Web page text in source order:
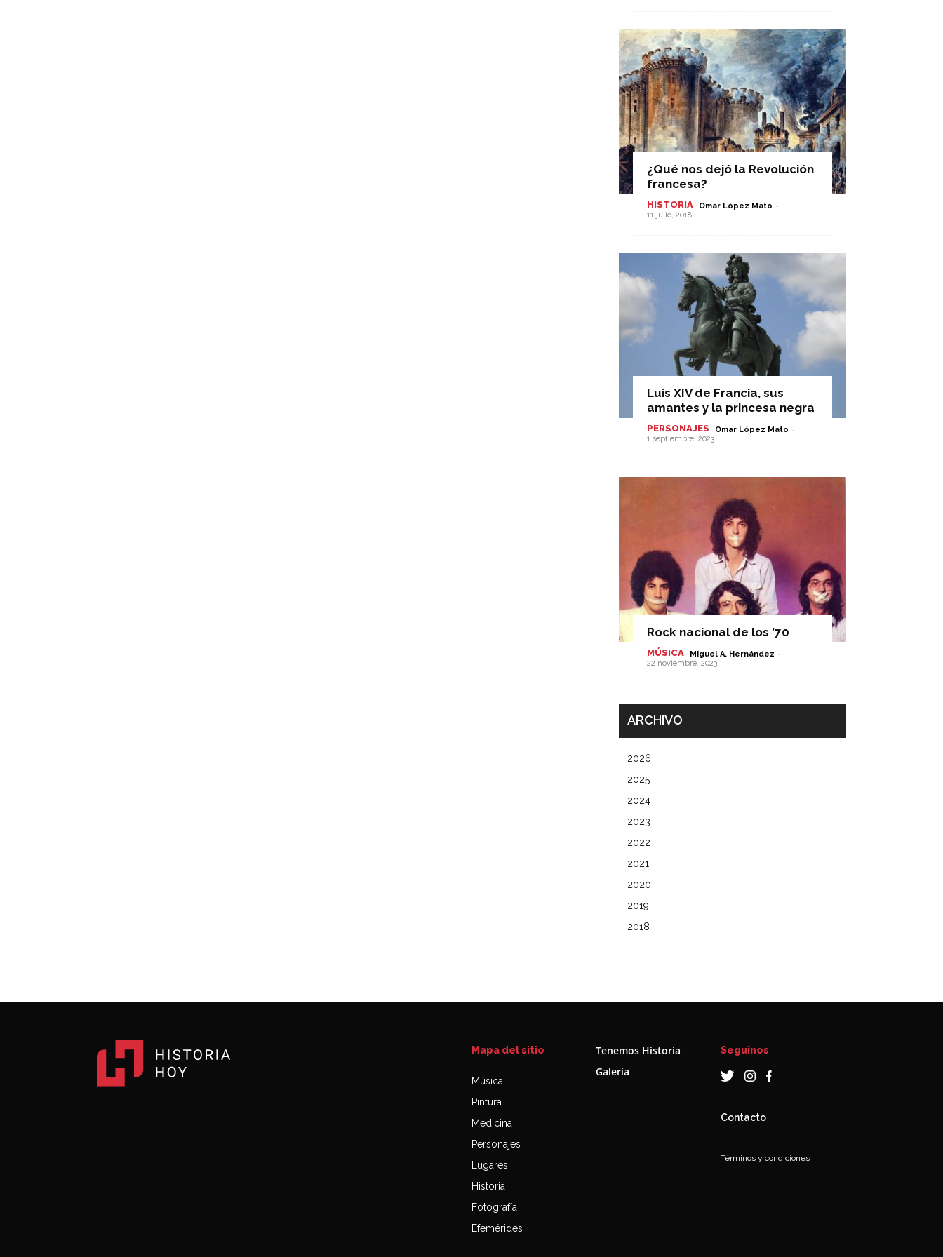
¿Qué nos dejó la Revolución
francesa?
HISTORIA Omar López Mato -
11 julio, 2018
Luis XIV de Francia, sus
amantes y la princesa negra
PERSONAJES Omar López Mato -
1 septiembre, 2023
Rock nacional de los ’70
MÚSICA Miguel A. Hernández -
22 noviembre, 2023
ARCHIVO
2026
2025
2024
2023
2022
2021
2020
2019
2018
Mapa del sitio
Música
Pintura
Medicina
Personajes
Lugares
Historia
Fotografía
Efemérides
Tenemos Historia
Galería
Seguinos
Contacto
Términos y condiciones